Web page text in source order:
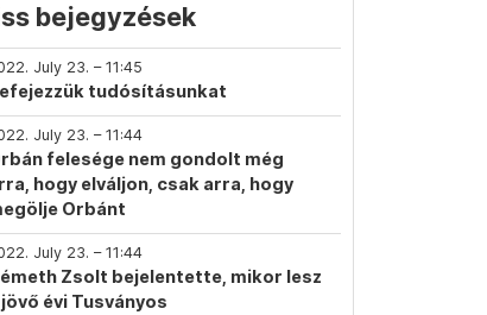
bejegyzések
July 23. – 11:45
tudósításunkat
July 23. – 11:44
felesége nem gondolt még
hogy elváljon, csak arra, hogy
Orbánt
July 23. – 11:44
Zsolt bejelentette, mikor lesz
jövő évi Tusványos